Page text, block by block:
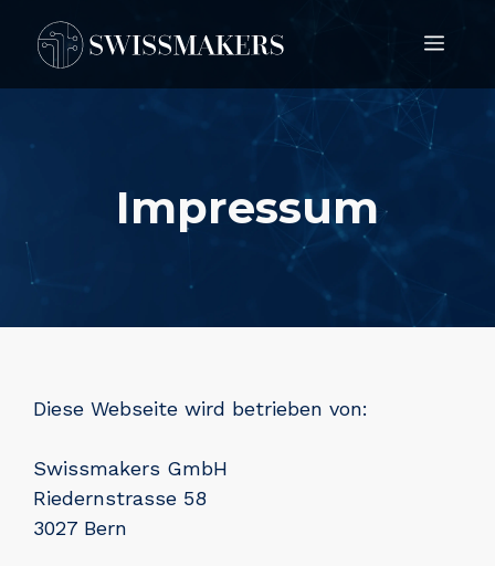
zum
Inhalt
Menü
Impressum
Diese Webseite wird betrieben von:
Swissmakers GmbH
Riedernstrasse 58
3027 Bern